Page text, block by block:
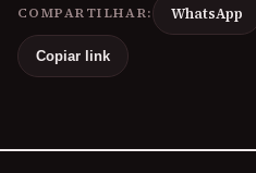
COMPARTILHAR: WhatsApp
Copiar link